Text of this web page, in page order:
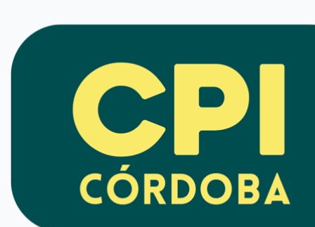
contenido